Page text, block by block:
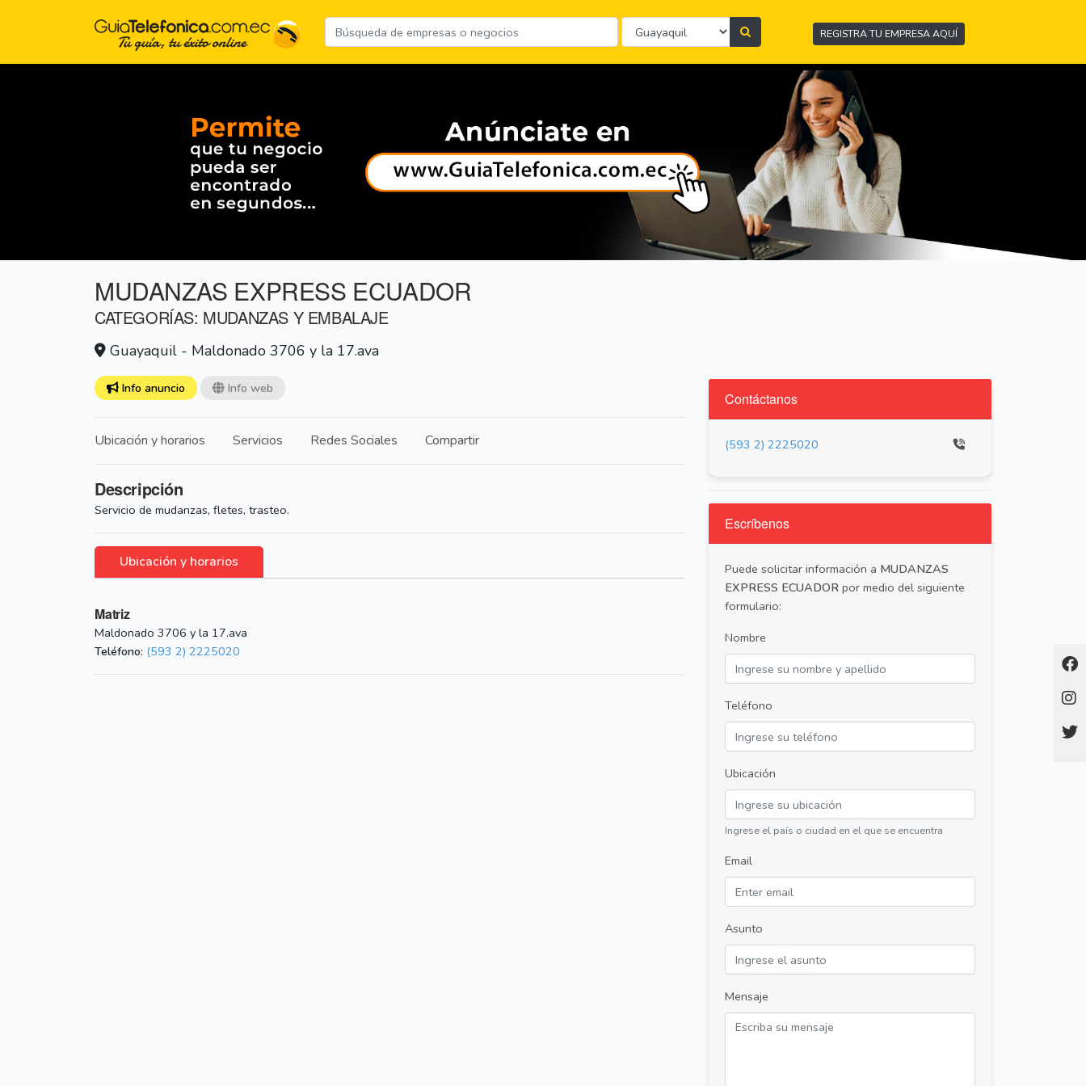
REGISTRA TU EMPRESA AQUÍ
MUDANZAS EXPRESS ECUADOR
CATEGORÍAS: MUDANZAS Y EMBALAJE
Guayaquil - Maldonado 3706 y la 17.ava
Info anuncio Info web
Ubicación y horarios Servicios Redes Sociales Compartir
Descripción
Servicio de mudanzas, fletes, trasteo.
Ubicación y horarios
Matriz
Maldonado 3706 y la 17.ava
Teléfono: (593 2) 2225020
Contáctanos
(593 2) 2225020
Escríbenos
Puede solicitar información a MUDANZAS
EXPRESS ECUADOR por medio del siguiente
formulario:
Nombre
Teléfono
Ubicación
Ingrese el país o ciudad en el que se encuentra
Email
Asunto
Mensaje